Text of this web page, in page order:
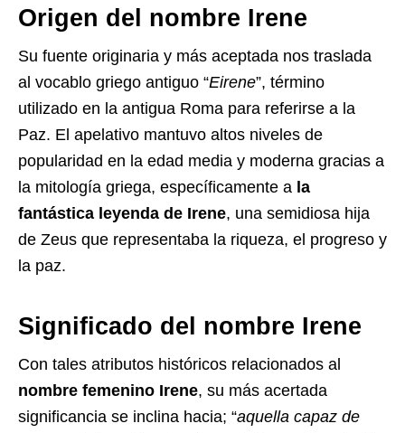
Origen del nombre Irene
Su fuente originaria y más aceptada nos traslada
al vocablo griego antiguo “Eirene”, término
utilizado en la antigua Roma para referirse a la
Paz. El apelativo mantuvo altos niveles de
popularidad en la edad media y moderna gracias a
la mitología griega, específicamente a la
fantástica leyenda de Irene, una semidiosa hija
de Zeus que representaba la riqueza, el progreso y
la paz.
Significado del nombre Irene
Con tales atributos históricos relacionados al
nombre femenino Irene, su más acertada
significancia se inclina hacia; “aquella capaz de